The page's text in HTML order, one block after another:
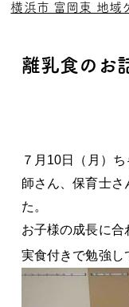
横浜市 富岡東 地域
離乳食のお
７月10日（月）
師さん、保育士さ
た。
お子様の成長に合
実食付きで勉強し